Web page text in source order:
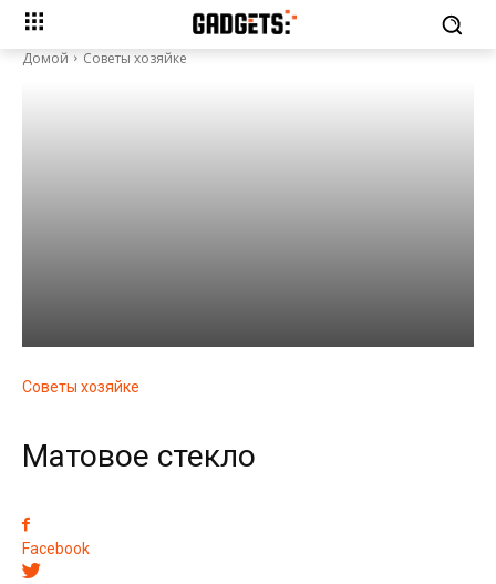
Домой Советы хозяйке
Советы хозяйке
Матовое стекло
Facebook